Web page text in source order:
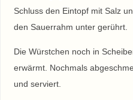
Schluss den Eintopf mit Salz
den Sauerrahm unter gerührt.
Die Würstchen noch in
erwärmt. Nochmals
und serviert.